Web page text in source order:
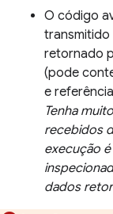
O código
transmitido
retornado
(pode
e
Tenha
recebidos
execução
dados